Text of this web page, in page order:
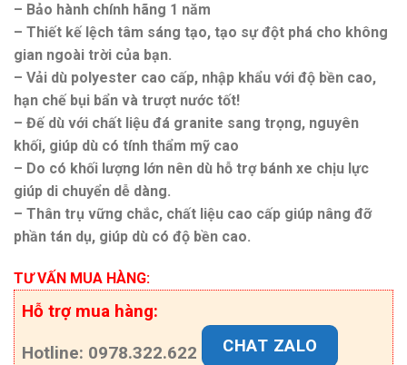
– Bảo hành chính hãng 1 năm
– Thiết kế lệch tâm sáng tạo, tạo sự đột phá cho không
gian ngoài trời của bạn.
– Vải dù polyester cao cấp, nhập khẩu với độ bền cao,
hạn chế bụi bẩn và trượt nước tốt!
– Đế dù với chất liệu đá granite sang trọng, nguyên
khối, giúp dù có tính thẩm mỹ cao
– Do có khối lượng lớn nên dù hỗ trợ bánh xe chịu lực
giúp di chuyển dễ dàng.
– Thân trụ vững chắc, chất liệu cao cấp giúp nâng đỡ
phần tán dụ, giúp dù có độ bền cao.
TƯ VẤN MUA HÀNG:
Hỗ trợ mua hàng:
Hotline: 0978.322.622 CHAT ZALO